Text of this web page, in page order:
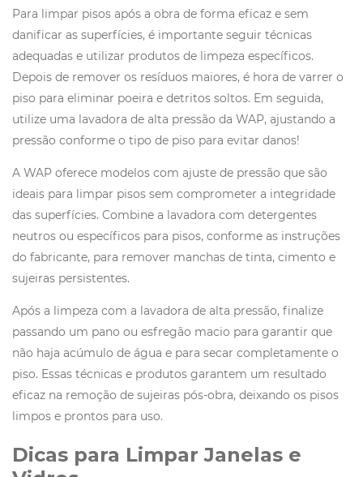
Para limpar pisos após a obra de forma eficaz e sem
danificar as superfícies, é importante seguir técnicas
adequadas e utilizar produtos de limpeza específicos.
Depois de remover os resíduos maiores, é hora de varrer o
piso para eliminar poeira e detritos soltos. Em seguida,
utilize uma lavadora de alta pressão da WAP, ajustando a
pressão conforme o tipo de piso para evitar danos!
A WAP oferece modelos com ajuste de pressão que são
ideais para limpar pisos sem comprometer a integridade
das superfícies. Combine a lavadora com detergentes
neutros ou específicos para pisos, conforme as instruções
do fabricante, para remover manchas de tinta, cimento e
sujeiras persistentes.
Após a limpeza com a lavadora de alta pressão, finalize
passando um pano ou esfregão macio para garantir que
não haja acúmulo de água e para secar completamente o
piso. Essas técnicas e produtos garantem um resultado
eficaz na remoção de sujeiras pós-obra, deixando os pisos
limpos e prontos para uso.
Dicas para Limpar Janelas e